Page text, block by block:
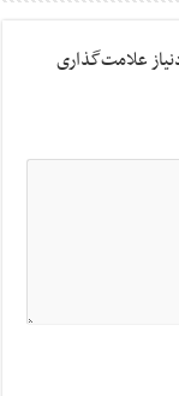
علامت‌گذاری